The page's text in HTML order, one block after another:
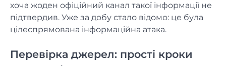
хоча жоден офіційний канал такої інформації не
підтвердив. Уже за добу стало відомо: це була
цілеспрямована інформаційна атака.
Перевірка джерел: прості кроки